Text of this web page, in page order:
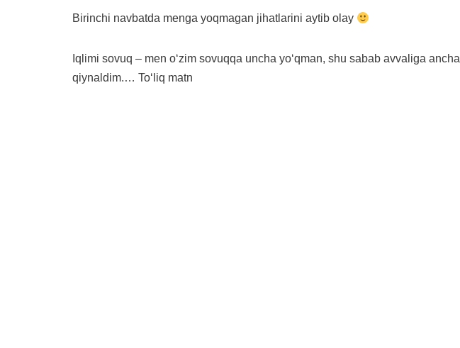
Birinchi navbatda menga yoqmagan jihatlarini aytib olay
Iqlimi sovuq – men oʻzim sovuqqa uncha yoʻqman, shu sabab avvaliga ancha
qiynaldim.… Toʻliq matn